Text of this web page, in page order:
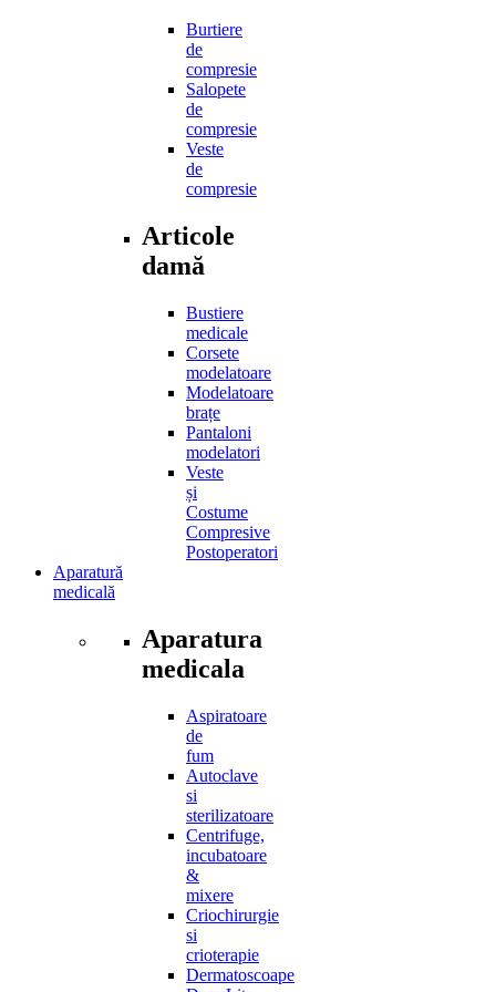
Burtiere
de
compresie
Salopete
de
compresie
Veste
de
compresie
Articole
damă
Bustiere
medicale
Corsete
modelatoare
Modelatoare
brațe
Pantaloni
modelatori
Veste
și
Costume
Compresive
Postoperatori
Aparatură
medicală
Aparatura
medicala
Aspiratoare
de
fum
Autoclave
si
sterilizatoare
Centrifuge,
incubatoare
&
mixere
Criochirurgie
si
crioterapie
Dermatoscoape